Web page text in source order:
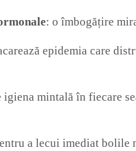
: o îmbogățire
epidemia care
igiena mintală în fiecare
a lecui imediat bolile